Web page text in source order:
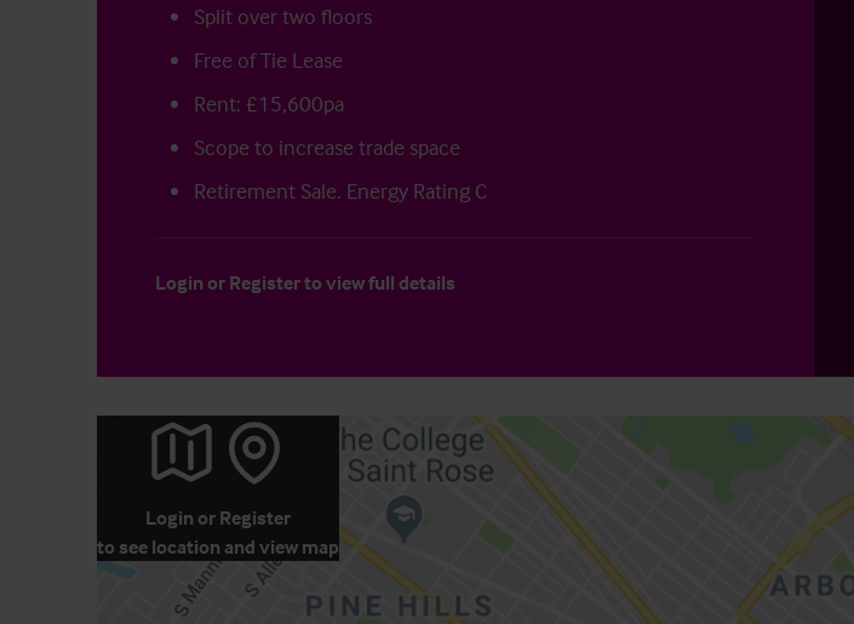
Split over two floors
Free of Tie Lease
Rent: £15,600pa
Scope to increase trade space
Retirement Sale. Energy Rating C
Login or Registerto view full details
Login or Register
to see location and view map